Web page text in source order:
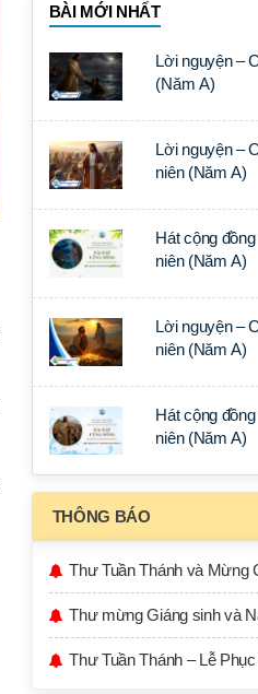
BÀI MỚI NHẤT
Lời nguyện –
(Năm A)
Lời nguyện –
niên (Năm A)
Hát cộng
niên (Năm A)
Lời nguyện –
niên (Năm A)
Hát cộng
niên (Năm A)
THÔNG BÁO
Thư Tuần Thánh và Mừng
Thư mừng Giáng sinh và
Thư Tuần Thánh – Lễ